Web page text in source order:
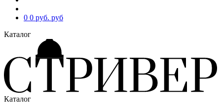
0 0 руб. руб
Каталог
Каталог